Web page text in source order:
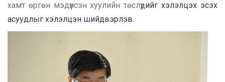
хамт өргөн мэдүүлсэн хуулийн төслүүдийг хэлэлцэх эсэх
асуудлыг хэлэлцэн шийдвэрлэв.